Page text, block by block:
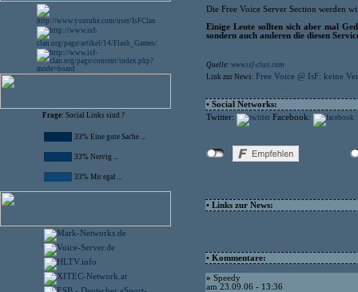
Frage: Social Links sind ?
33% Eine gute Sache ...
33% Nervig ...
33% Mir egal ...
Die Free Voice Server Section werden
Einige Leute sollten sich aber mal
sondern auch anderen die diesen
Quelle: www.isf-clan.com
Link zur News: Free Voice @ IsF: keine
• Social Networks:
Twitter:
Facebook:
• Links zur News:
• Kommentare:
» Speedy
am 23.09.06 - 13:36